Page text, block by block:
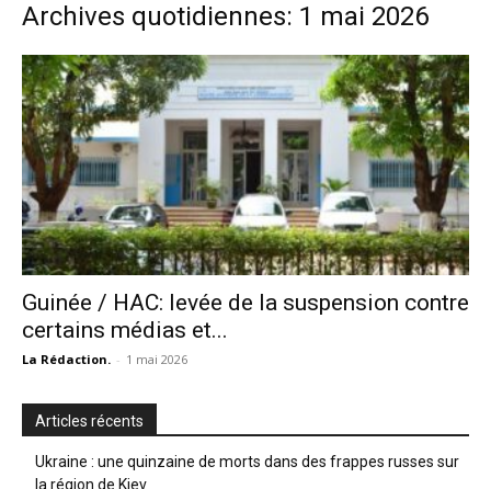
Archives quotidiennes: 1 mai 2026
Guinée / HAC: levée de la suspension contre
certains médias et...
La Rédaction. - 1 mai 2026
Articles récents
Ukraine : une quinzaine de morts dans des frappes russes sur
la région de Kiev